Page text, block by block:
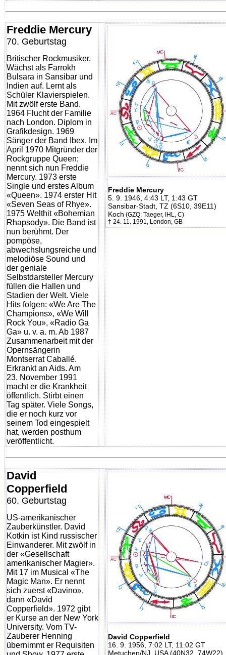
Freddie Mercury
70. Geburtstag
Britischer Rockmusiker.
Wächst als Farrokh
Bulsara in Sansibar und
Indien auf. Lernt als
Schüler Klavierspielen.
Mit zwölf erste Band.
1964 Flucht der Familie
nach London. Diplom in
Grafikdesign. 1969
Sänger der Band Ibex. Im
April 1970 Mitgründer der
Rockgruppe Queen;
nennt sich nun Freddie
Mercury. 1973 erste
Single und erstes Album
«Queen». 1974 erster Hit
«Seven Seas of Rhye».
1975 Welthit «Bohemian
Rhapsody». Die Band ist
nun berühmt. Der
pompöse,
abwechslungsreiche und
melodiöse Sound und
der geniale
Selbstdarsteller Mercury
füllen die Hallen und
Stadien der Welt. Viele
Hits folgen: «We Are The
Champions», «We Will
Rock You», «Radio Ga
Ga» u. v. a. m. Ab 1987
Zusammenarbeit mit der
Opernsängerin
Montserrat Caballé.
Erkrankt an Aids. Am
23. November 1991
macht er die Krankheit
öffentlich. Stirbt einen
Tag später. Viele Songs,
die er noch kurz vor
seinem Tod eingespielt
hat, werden posthum
veröffentlicht.
Freddie Mercury
5. 9. 1946, 4:43 LT, 1:43 GT
Sansibar-Stadt, TZ (6S10, 39E11)
Koch (GZQ: Taeger, IHL, C)
† 24. 11. 1991, London, GB
David
Copperfield
60. Geburtstag
US-amerikanischer
Zauberkünstler. David
Kotkin ist Kind russischer
Einwanderer. Mit zwölf in
der «Gesellschaft
amerikanischer Magier».
Mit 17 im Musical «The
Magic Man». Er nennt
sich zuerst «Davino»,
dann «David
Copperfield». 1972 gibt
er Kurse an der New York
University. Vom TV-
Zauberer Henning
übernimmt er Requisiten
David Copperfield
16. 9. 1956, 7:02 LT, 11:02 GT
Metuchen/NJ, USA (40N32, 74W22)